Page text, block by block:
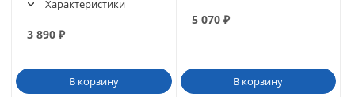
Характеристики
3 890 ₽
В корзину
5 070₽
В корзину